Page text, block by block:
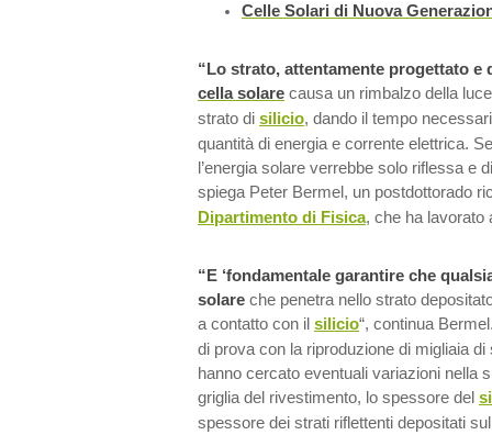
Celle Solari di Nuova
“Lo strato, attentamente progettato e
cella solare causa un rimbalzo della
strato di silicio, dando il tempo
quantità di energia e corrente elettrica.
l’energia solare verrebbe solo riflessa e
spiega Peter Bermel, un postdottorado
Dipartimento di Fisica, che ha lavorato
“E ‘fondamentale garantire che
solare che penetra nello strato
a contatto con il silicio“, continua
di prova con la riproduzione di migliaia
hanno cercato eventuali variazioni nella
griglia del rivestimento, lo spessore del
spessore dei strati riflettenti depositati